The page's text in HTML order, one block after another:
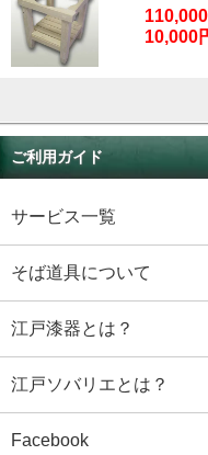
10,000
ご利用ガイド
サービス一覧
そば道具について
江戸漆器とは？
江戸ソバリエとは？
Facebook